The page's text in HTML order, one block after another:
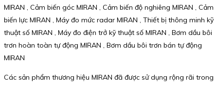
MIRAN , Cảm biến góc MIRAN , Cảm biến độ nghiêng MIRAN , Cảm
biến lực MIRAN , Máy đo mức radar MIRAN , Thiết bị thông minh kỹ
thuật số MIRAN , Máy đo điện trở kỹ thuật số MIRAN , Bơm dầu bôi
trơn hoàn toàn tự động MIRAN , Bơm dầu bôi trơn bán tự động
MIRAN
Các sản phẩm thương hiệu MIRAN đã được sử dụng rộng rãi trong